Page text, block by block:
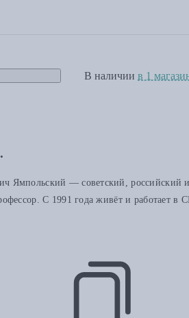
В наличии в 1
Ямпольский — советский, российский и
С 1991 года живёт и работает в